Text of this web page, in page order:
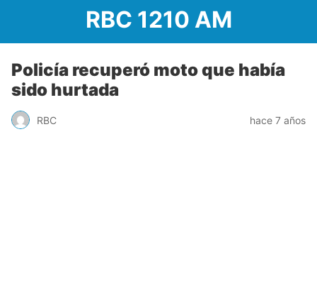
RBC 1210 AM
Policía recuperó moto que había
sido hurtada
RBC hace 7 años